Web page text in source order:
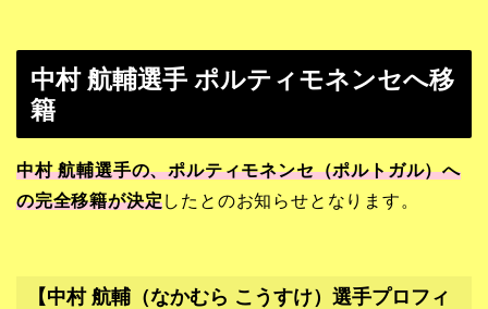
中村 航輔選手 ポルティモネンセへ移
籍
中村 航輔選手の、ポルティモネンセ（ポルトガル）へ
の完全移籍が決定したとのお知らせとなります。
【中村 航輔（なかむら こうすけ）選手プロフィ